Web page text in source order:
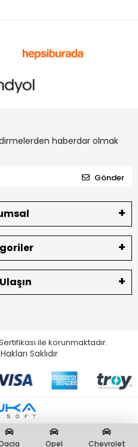
haberdar olmak
Gönder
ile korunmaktadır.
Saklıdır
Opel Chevrolet